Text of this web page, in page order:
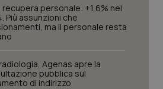
recupera personale: +1,6% nel
Più assunzioni che
ma il personale resta
Agenas apre la
pubblica sul
di indirizzo